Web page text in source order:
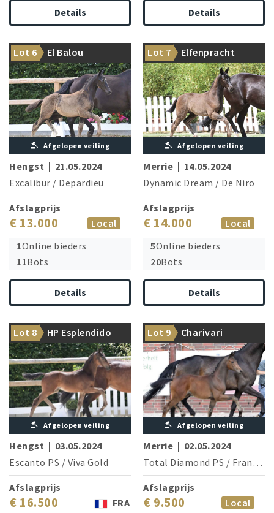
Details Details
Lot 6 El Balou
From the famous Foundation
dam line
Afgelopen veiling
Hengst | 21.05.2024
Excalibur / Depardieu
Afslagprijs
€ 13.000
Local
1Online bieders
11Bots
Details
Lot 7 Elfenpracht
Danönchen OLD is brother of
the granddam
Afgelopen veiling
Merrie | 14.05.2024
Dynamic Dream / De Niro
Afslagprijs
€ 14.000
Local
5Online bieders
20Bots
Details
Lot 8 HP Esplendido
US champion Elfenfeuer is
sister of the granddam
Afgelopen veiling
Hengst | 03.05.2024
Escanto PS / Viva Gold
Afslagprijs
€ 16.500
FRA
Lot 9 Charivari
Grand Prix star Franzel is
brother of the dam
Afgelopen veiling
Merrie | 02.05.2024
Total Diamond PS / Franziskus
Afslagprijs
€ 9.500
Local